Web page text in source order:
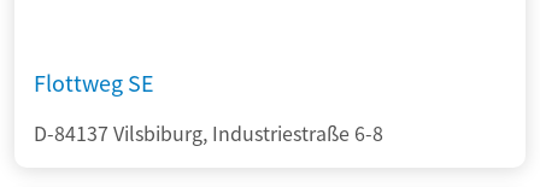
Flottweg SE
D-84137 Vilsbiburg, Industriestraße 6-8